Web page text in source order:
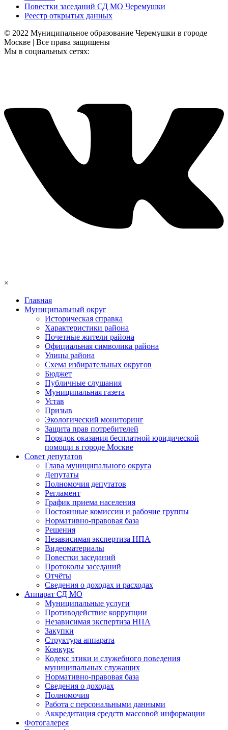
Повестки заседаний СД МО Черемушки
Реестр открытых данных
© 2022 Муниципальное образование Черемушки в городе
Москве | Все права защищены
Мы в социальных сетях:
×
Главная
Муниципальный округ
Историческая справка
Характеристики района
Почетные жители района
Официальная символика района
Улицы района
Схема избирательных округов
Бюджет
Публичные слушания
Муниципальная газета
Устав
Призыв
Экологический мониторинг
Защита прав потребителей
Порядок оказания бесплатной юридической
помощи в городе Москве
Совет депутатов
Глава муниципального округа
Депутаты
Полномочия депутатов
Регламент
График приема населения
Постоянные комиссии и рабочие группы
Нормативно-правовая база
Решения
Независимая экспертиза НПА
Видеоматериалы
Повестки заседаний
Протоколы заседаний
Отчёты
Сведения о доходах и расходах
Аппарат СД МО
Муниципальные услуги
Противодействие коррупции
Независимая экспертиза НПА
Закупки
Структура аппарата
Конкурс
Кодекс этики и служебного поведения
муниципальных служащих
Нормативно-правовая база
Сведения о доходах
Полномочия
Работа с персональными данными
Аккредитация средств массовой информации
Фотогалерея